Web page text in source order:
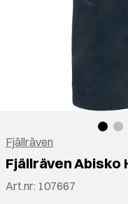
Fjällräven
Fjällräven Abisko
Art.nr: 107667